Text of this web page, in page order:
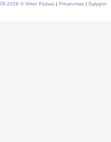
2026 © Volvo Klubas | Privatumas | Sąlygos